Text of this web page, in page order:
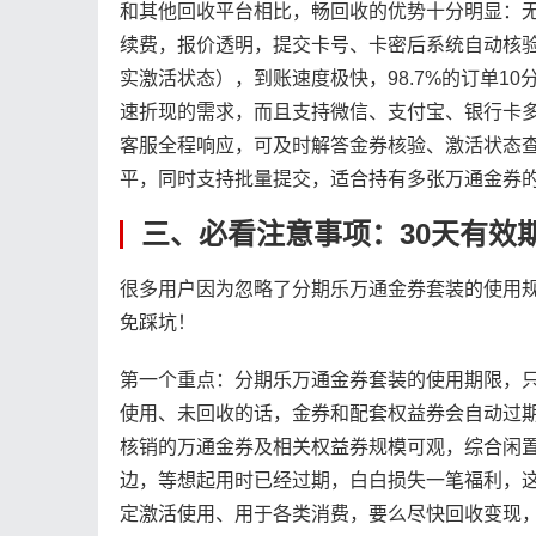
和其他回收平台相比，畅回收的优势十分明显：
续费，报价透明，提交卡号、卡密后系统自动核
实激活状态），到账速度极快，98.7%的订单10
速折现的需求，而且支持微信、支付宝、银行卡
客服全程响应，可及时解答金券核验、激活状态
平，同时支持批量提交，适合持有多张万通金券
三、必看注意事项：30天有效
很多用户因为忽略了分期乐万通金券套装的使用
免踩坑！
第一个重点：分期乐万通金券套装的使用期限，
使用、未回收的话，金券和配套权益券会自动过
核销的万通金券及相关权益券规模可观，综合闲
边，等想起用时已经过期，白白损失一笔福利，
定激活使用、用于各类消费，要么尽快回收变现